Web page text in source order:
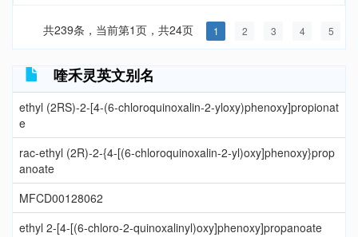
共239条，当前第1页，共24页 1 2 3 4 5
喹禾灵英文别名
ethyl (2RS)-2-[4-(6-chloroquinoxalin-2-yloxy)phenoxy]propionat
e
rac-ethyl (2R)-2-{4-[(6-chloroquinoxalin-2-yl)oxy]phenoxy}prop
anoate
MFCD00128062
ethyl 2-[4-[(6-chloro-2-quinoxalinyl)oxy]phenoxy]propanoate